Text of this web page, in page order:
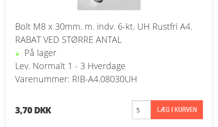
Bolt M8 x 30mm. m. indv. 6-kt. UH Rustfri A4.
RABAT VED STØRRE ANTAL
På lager
Lev. Normalt 1 - 3 Hverdage
Varenummer: RIB-A4.08030UH
3,70 DKK